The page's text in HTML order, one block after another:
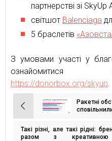
партнерстві зі SkyUp
світшот Balenciaga
5 браслетів
З умовами участі у
ознайомитися
https://donorbox.org/skyup
Навігація
записів
Ракетні
Такі різні, але такі рідні:
разом з креативною